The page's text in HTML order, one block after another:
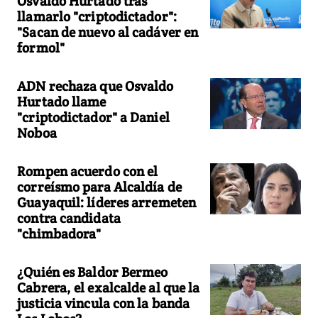
llamarlo "criptodictador":
"Sacan de nuevo al cadáver en
formol"
ADN rechaza que Osvaldo
Hurtado llame
"criptodictador" a Daniel
Noboa
Rompen acuerdo con el
correísmo para Alcaldía de
Guayaquil: líderes arremeten
contra candidata
"chimbadora"
¿Quién es Baldor Bermeo
Cabrera, el exalcalde al que la
justicia vincula con la banda